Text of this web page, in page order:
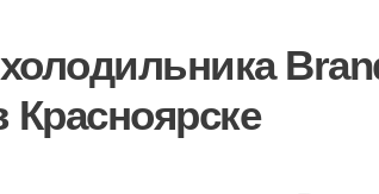
холодильника